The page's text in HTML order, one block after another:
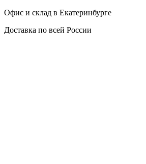
Офис и склад в Екатеринбурге
Доставка по всей России